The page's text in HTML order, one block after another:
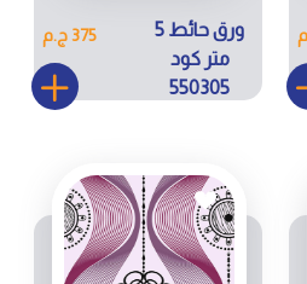
ورق حائط 5
متر كود
550305
375 ج.م